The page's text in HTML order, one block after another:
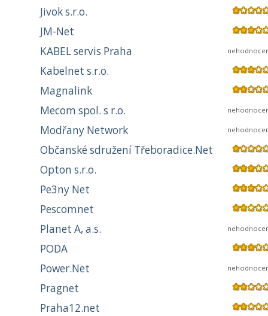
Jivok s.r.o.
JM-Net
KABEL servis Praha
Kabelnet s.r.o.
Magnalink
Mecom spol. s r.o.
Modřany Network
Občanské sdružení Třeboradice.Net
Opton s.r.o.
Pe3ny Net
Pescomnet
Planet A, a.s.
PODA
Power.Net
Pragnet
Praha12.net